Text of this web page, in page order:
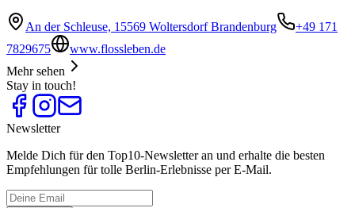
An der Schleuse, 15569 Woltersdorf Brandenburg
+49 171
7829675
www.flossleben.de
Mehr sehen
Stay in touch!
Newsletter
Melde Dich für den Top10-Newsletter an und erhalte die besten
Empfehlungen für tolle Berlin-Erlebnisse per E-Mail.